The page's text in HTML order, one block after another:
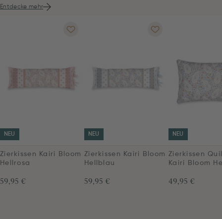
Entdecke mehr
NEU
Zierkissen Kairi Bloom
Hellrosa
59,95 €
NEU
Zierkissen Kairi Bloom
Hellblau
59,95 €
NEU
Zierkissen
Kairi Bloom
49,95 €